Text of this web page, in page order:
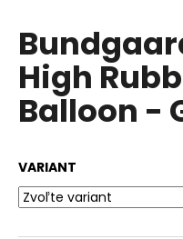
High
Balloon -
VARIANT
j
s
ť
?